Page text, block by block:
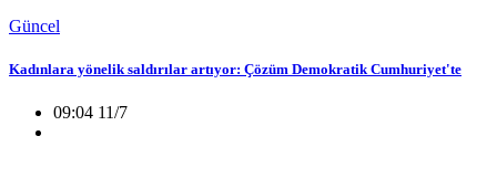
Güncel
Kadınlara yönelik saldırılar artıyor: Çözüm Demokratik Cumhuriyet'te
09:04 11/7